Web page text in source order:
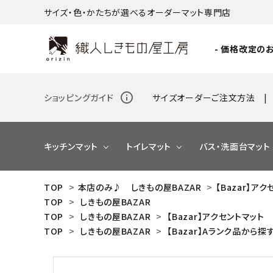
サイズ・色・かたちが選べるオーダーマット専門店
- 価格改定の
ショッピングガイド info_outline サイズオーダーご注文方法
キッチンマット
NEW
トイレマット
NEW
NEW
バス・洗面台マット
TOP > 本店のみ♪ しきもの屋BAZAR > 【Bazar】アク
TOP > しきもの屋BAZAR
TOP > しきもの屋BAZAR > 【Bazar】アクセントマット
TOP > しきもの屋BAZAR > 【Bazar】Aランク品から探